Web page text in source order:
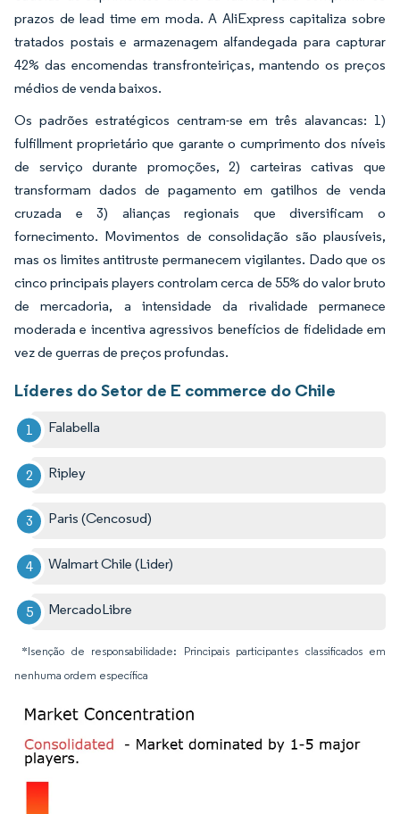
prazos de lead time em moda. A AliExpress capitaliza sobre
tratados postais e armazenagem alfandegada para capturar
42% das encomendas transfronteiriças, mantendo os preços
médios de venda baixos.
Os padrões estratégicos centram-se em três alavancas: 1)
fulfillment proprietário que garante o cumprimento dos níveis
de serviço durante promoções, 2) carteiras cativas que
transformam dados de pagamento em gatilhos de venda
cruzada e 3) alianças regionais que diversificam o
fornecimento. Movimentos de consolidação são plausíveis,
mas os limites antitruste permanecem vigilantes. Dado que os
cinco principais players controlam cerca de 55% do valor bruto
de mercadoria, a intensidade da rivalidade permanece
moderada e incentiva agressivos benefícios de fidelidade em
vez de guerras de preços profundas.
Líderes do Setor de E commerce do Chile
Falabella
Ripley
Paris (Cencosud)
Walmart Chile (Lider)
MercadoLibre
*Isenção de responsabilidade: Principais participantes classificados em
nenhuma ordem específica